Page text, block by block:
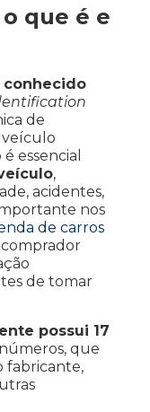
que é e
de
veículo
essencial
,
acidentes,
nos
de carros
comprador
de tomar
possui 17
que
fabricante,